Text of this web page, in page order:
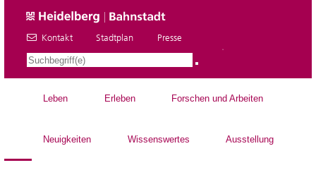
Kontakt Stadtplan Presse
Leben Erleben Forschen und Arbeiten
Neuigkeiten Wissenswertes Ausstellung